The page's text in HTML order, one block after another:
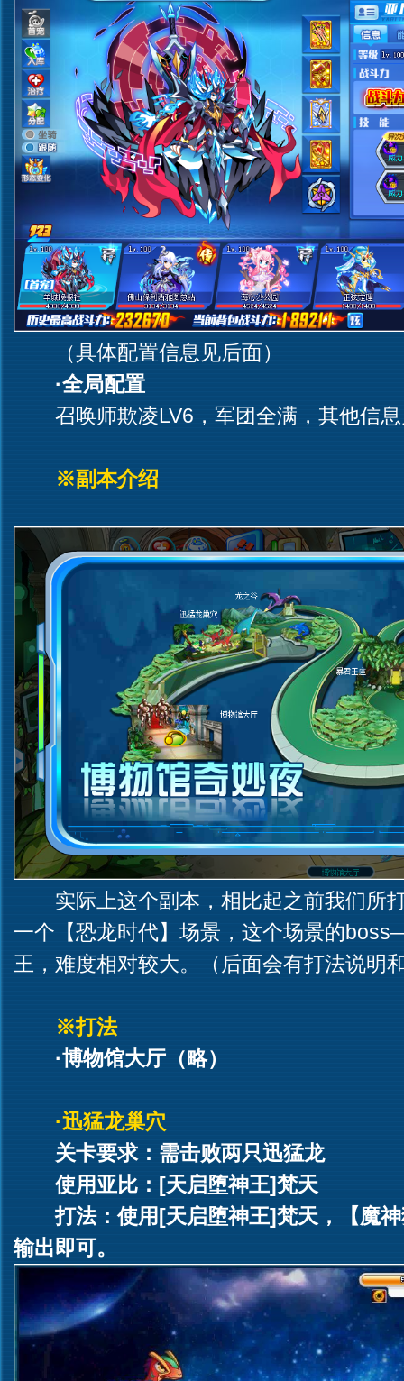
（具体配置信息见后面）
·全局配置
召唤师欺凌LV6，军团全满，其他信
※副本介绍
实际上这个副本，相比起之前我们所
一个【恐龙时代】场景，这个场景的
王，难度相对较大。（后面会有打法说明
※打法
·博物馆大厅（略）
·迅猛龙巢穴
关卡要求：需击败两只迅猛龙
使用亚比：[天启堕神王]梵天
打法：使用[天启堕神王]梵天，【魔
输出即可。